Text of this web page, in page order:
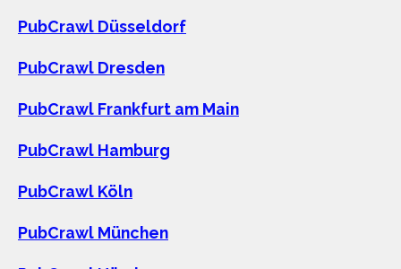
PubCrawl Düsseldorf
PubCrawl Dresden
PubCrawl Frankfurt am Main
PubCrawl Hamburg
PubCrawl Köln
PubCrawl München